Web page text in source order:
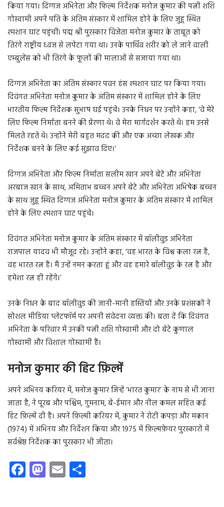
किया गया। दिग्गज अभिनेता और फिल्म निर्देशक मनोज कुमार की पत्नी शशि
गोस्वामी अपने पति के अंतिम संस्कार में शामिल होने के लिए जुहू स्थित
श्मशान घाट पहुंचीं। पद्म श्री पुरस्कार विजेता मनोज कुमार के ताबूत को
तिरंगे राष्ट्रीय ध्वज से लपेटा गया था। उनके पार्थिव शरीर को ले जाने वाली
एम्बुलेंस को भी तिरंगे के फूलों की मालाओं से सजाया गया था।
दिग्गज अभिनेता का अंतिम संस्कार पवन हंस श्मशान घाट पर किया गया।
दिवंगत अभिनेता मनोज कुमार के अंतिम संस्कार में शामिल होने के लिए
भारतीय फिल्म निर्देशक सुभाष घई पहुंचे। उनके निधन पर उन्होंने कहा, ‘वे मेरे
लिए फिल्म निर्माता बनने की प्रेरणा थे। वे मेरा मार्गदर्शन करते थे। हम उनसे
मिलते रहते थे। उन्होंने मेरी बहुत मदद की और एक अच्छा लेखक और
निर्देशक बनने के लिए कई सुझाव दिए।’
दिग्गज अभिनेता और फिल्म निर्माता सलीम खान अपने बेटे और अभिनेता
अरबाज खान के साथ, अमिताभ बच्चन अपने बेटे और अभिनेता अभिषेक बच्चन
के साथ जुहू स्थित दिग्गज अभिनेता मनोज कुमार के अंतिम संस्कार में शामिल
होने के लिए श्मशान घाट पहुंचे।
दिवंगत अभिनेता मनोज कुमार के अंतिम संस्कार में बॉलीवुड अभिनेता
राजपाल यादव भी मौजूद रहे। उन्होंने कहा, ‘वह भारत के विश्व कला रत्न हैं,
वह भारत रत्न हैं। मैं उन्हें नमन करता हूं और वह हमारे बॉलीवुड के रत्न हैं और
हमेशा रत्न ही रहेंगे।’
उनके निधन के बाद बॉलीवुड की जानी-मानी हस्तियों और उनके प्रशंसकों ने
सोशल मीडिया प्लेटफॉर्म पर अपनी संवेदना व्यक्त की। बता दें कि दिवंगत
अभिनेता के परिवार में उनकी पत्नी शशि गोस्वामी और दो बेटे कुणाल
गोस्वामी और विशाल गोस्वामी हैं।
मनोज कुमार की हिट फ़िल्में
अपने अभिनय करियर में, मनोज कुमार जिन्हें ‘भारत कुमार’ के नाम से भी जाना
जाता है, ने पूरब और पश्चिम, गुमनाम, बे-ईमान और नील कमल सहित कई
हिट फ़िल्में दी हैं। अपने फ़िल्मी करियर में, कुमार ने रोटी कपड़ा और मकान
(1974) में अभिनय और निर्देशन किया और 1975 में फ़िल्मफ़ेयर पुरस्कारों में
सर्वश्रेष्ठ निर्देशक का पुरस्कार भी जीता।
Fa
ce
M
as
E
m